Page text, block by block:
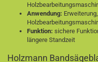
Anwendung:
Funktion: sichere
längere Standzeit
Holzmann